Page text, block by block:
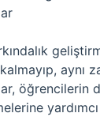
aynı
öğrencilerin